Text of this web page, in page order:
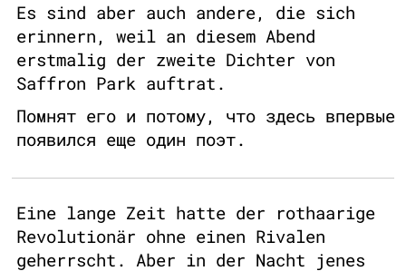
Es sind aber auch andere, die sich
erinnern, weil an diesem Abend
erstmalig der zweite Dichter von
Saffron Park auftrat.
Помнят его и потому, что здесь впервые
появился еще один поэт.
Eine lange Zeit hatte der rothaarige
Revolutionär ohne einen Rivalen
geherrscht. Aber in der Nacht jenes